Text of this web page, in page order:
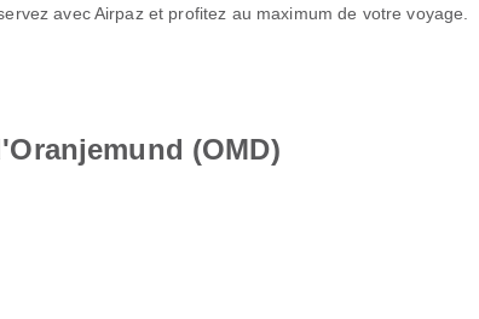
avec Airpaz et profitez au maximum de votre voyage.
(OMD)